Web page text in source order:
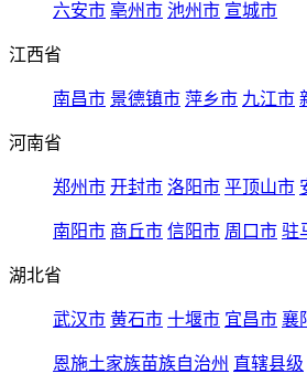
六安市 亳州市 池州市 宣城市
江西省
南昌市 景德镇市 萍乡市 九江市
河南省
郑州市 开封市 洛阳市 平顶山市
南阳市 商丘市 信阳市 周口市 驻
湖北省
武汉市 黄石市 十堰市 宜昌市 襄
恩施土家族苗族自治州 直辖县级